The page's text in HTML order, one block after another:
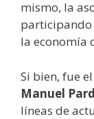
mismo, la
participando
la economía
Si bien, fue
Manuel
líneas de